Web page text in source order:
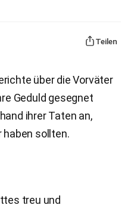
Teilen
über die Vorväter
Geduld gesegnet
ihrer Taten an,
haben sollten.
treu und